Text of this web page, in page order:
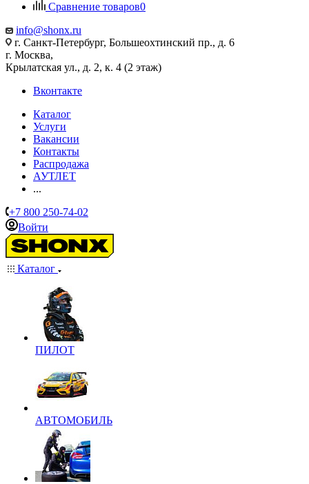
Сравнение товаров0
info@shonx.ru
г. Санкт-Петербург, Большеохтинский пр., д. 6
г. Москва,
Крылатская ул., д. 2, к. 4 (2 этаж)
Вконтакте
Каталог
Услуги
Вакансии
Контакты
Распродажа
АУТЛЕТ
...
+7 800 250-74-02
Войти
Каталог
ПИЛОТ
АВТОМОБИЛЬ